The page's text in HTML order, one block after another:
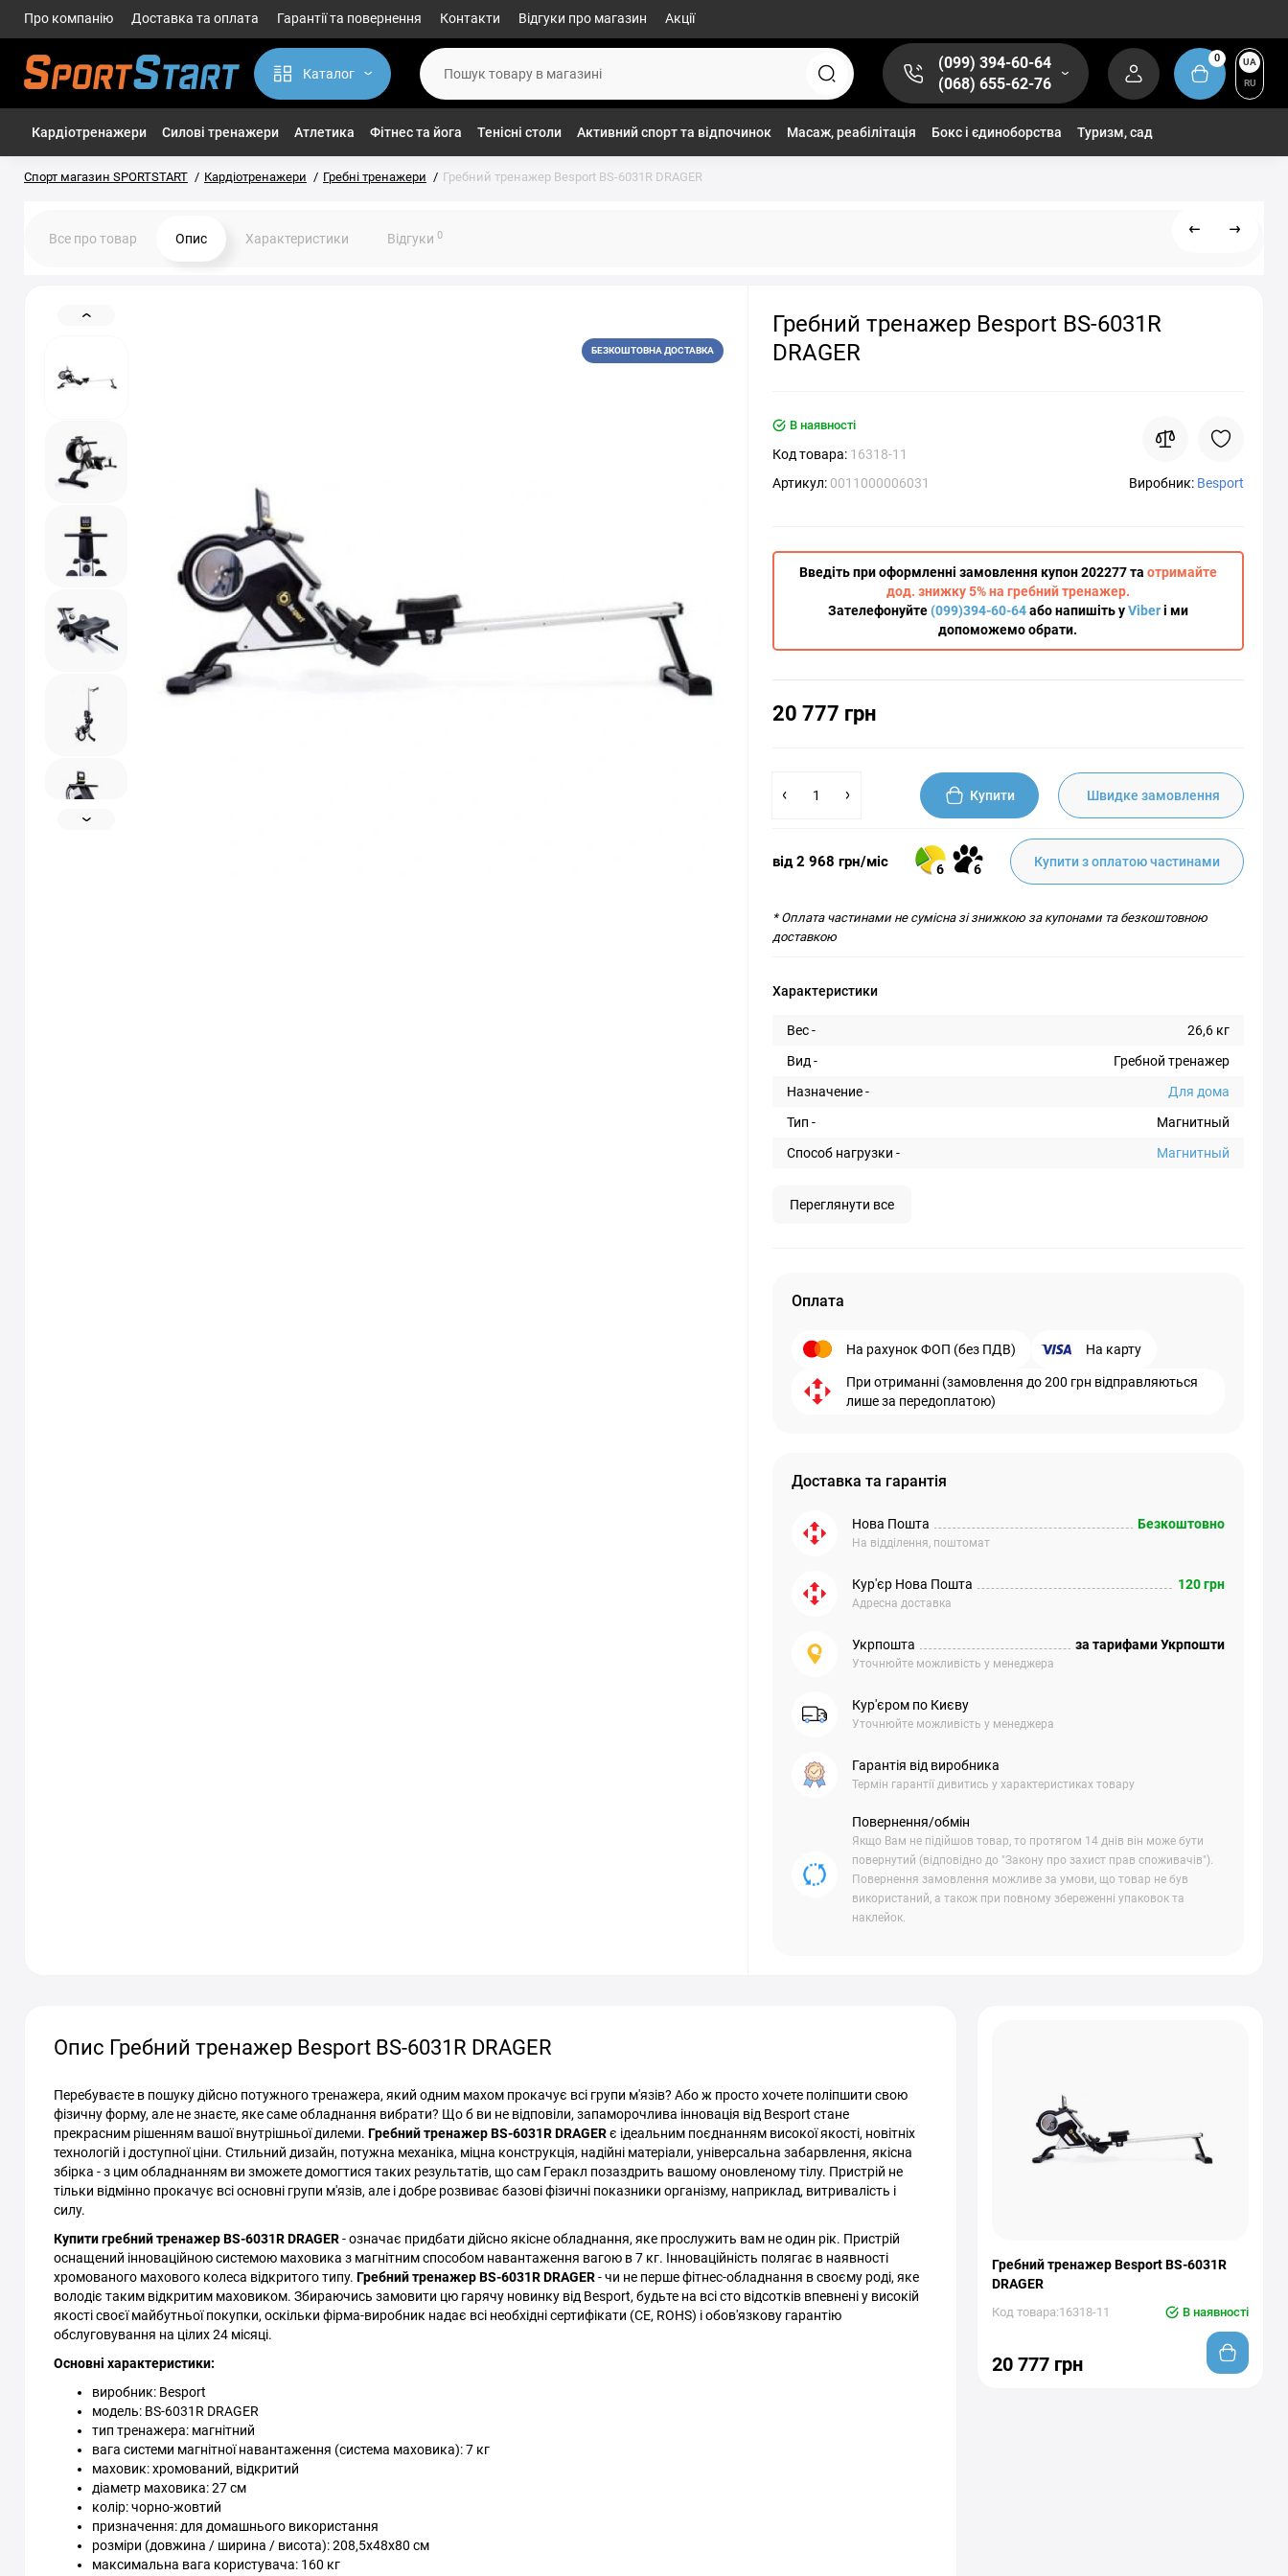
Про компанію Доставка та оплата Гарантії та повернення Контакти Відгуки про магазин Акції
Каталог
(099) 394-60-64
(068) 655-62-76
0
UA
RU
Кардіотренажери Силові тренажери Атлетика Фітнес та йога Тенісні столи Активний спорт та відпочинок Масаж, реабілітація Бокс і єдиноборства Туризм, сад
Спорт магазин SPORTSTART Кардіотренажери Гребні тренажери Гребний тренажер Besport BS-6031R DRAGER
Все про товар Опис Характеристики Відгуки 0
БЕЗКОШТОВНА ДОСТАВКА
Гребний тренажер Besport BS-6031R
DRAGER
В наявності
Код товара: 16318-11
Артикул: 0011000006031 Виробник: Besport
Введіть при оформленні замовлення купон 202277 та отримайте
дод. знижку 5% на гребний тренажер.
Зателефонуйте(099)394-60-64або напишіть уViberі ми
допоможемо обрати.
20 777 грн
Купити Швидке замовлення
від 2 968 грн/міс 6 6 Купити з оплатою частинами
* Оплата частинами не сумісна зі знижкою за купонами та безкоштовною
доставкою
Характеристики
Вес -
26,6 кг
Вид -
Гребной тренажер
Назначение -
Для дома
Тип -
Магнитный
Способ нагрузки -
Магнитный
Переглянути все
Оплата
На рахунок ФОП (без ПДВ) На карту
При отриманні (замовлення до 200 грн відправляються
лише за передоплатою)
Доставка та гарантія
Нова Пошта
На відділення, поштомат
Безкоштовно
Кур'єр Нова Пошта
Адресна доставка
120 грн
Укрпошта
Уточнюйте можливість у менеджера
за тарифами Укрпошти
Кур'єром по Києву
Уточнюйте можливість у менеджера
Гарантія від виробника
Термін гарантії дивитись у характеристиках товару
Повернення/обмін
Якщо Вам не підійшов товар, то протягом 14 днів він може бути
повернутий (відповідно до "Закону про захист прав споживачів").
Повернення замовлення можливе за умови, що товар не був
використаний, а також при повному збереженні упаковок та
наклейок.
Опис Гребний тренажер Besport BS-6031R DRAGER
Перебуваєте в пошуку дійсно потужного тренажера, який одним махом прокачує всі групи м'язів? Або ж просто хочете поліпшити свою
фізичну форму, але не знаєте, яке саме обладнання вибрати? Що б ви не відповіли, запаморочлива інновація від Besport стане
прекрасним рішенням вашої внутрішньої дилеми. Гребний тренажер BS-6031R DRAGERє ідеальним поєднанням високої якості, новітніх
технологій і доступної ціни. Стильний дизайн, потужна механіка, міцна конструкція, надійні матеріали, універсальна забарвлення, якісна
збірка - з цим обладнанням ви зможете домогтися таких результатів, що сам Геракл позаздрить вашому оновленому тілу. Пристрій не
тільки відмінно прокачує всі основні групи м'язів, але і добре розвиває базові фізичні показники організму, наприклад, витривалість і
силу.
Купити гребний тренажер BS-6031R DRAGER- означає придбати дійсно якісне обладнання, яке прослужить вам не один рік. Пристрій
оснащений інноваційною системою маховика з магнітним способом навантаження вагою в 7 кг. Інноваційність полягає в наявності
хромованого махового колеса відкритого типу. Гребний тренажер BS-6031R DRAGER- чи не перше фітнес-обладнання в своєму роді, яке
володіє таким відкритим маховиком. Збираючись замовити цю гарячу новинку від Besport, будьте на всі сто відсотків впевнені у високій
якості своєї майбутньої покупки, оскільки фірма-виробник надає всі необхідні сертифікати (CE, ROHS) і обов'язкову гарантію
обслуговування на цілих 24 місяці.
Основні характеристики:
виробник: Besport
модель: BS-6031R DRAGER
тип тренажера: магнітний
вага системи магнітної навантаження (система маховика): 7 кг
маховик: хромований, відкритий
діаметр маховика: 27 см
колір: чорно-жовтий
призначення: для домашнього використання
розміри (довжина / ширина / висота): 208,5х48х80 см
максимальна вага користувача: 160 кг
Гребний тренажер Besport BS-6031R
DRAGER
Код товара:16318-11 В наявності
20 777 грн